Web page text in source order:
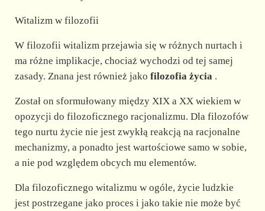
Witalizm w filozofii
W filozofii witalizm przejawia się w różnych nurtach i
ma różne implikacje, chociaż wychodzi od tej samej
zasady. Znana jest również jako filozofia życia.
Został on sformułowany między XIX a XX wiekiem w
opozycji do filozoficznego racjonalizmu. Dla filozofów
tego nurtu życie nie jest zwykłą reakcją na racjonalne
mechanizmy, a ponadto jest wartościowe samo w sobie,
a nie pod względem obcych mu elementów.
Dla filozoficznego witalizmu w ogóle, życie ludzkie
jest postrzegane jako proces i jako takie nie może być